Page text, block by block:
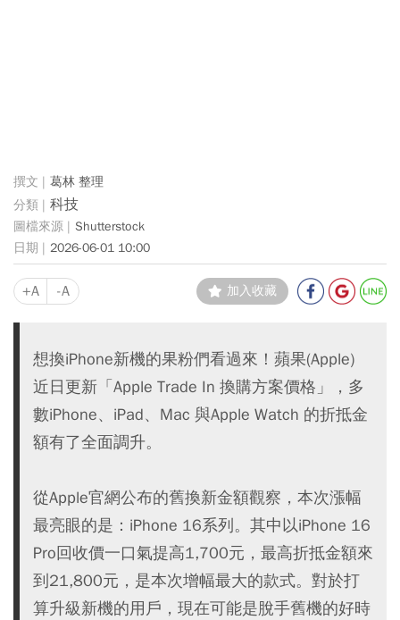
葛林 整理
科技
Shutterstock
2026-06-01 10:00
+A -A 加入收藏
想換iPhone新機的果粉們看過來！蘋果(Apple)
近日更新「Apple Trade In 換購方案價格」，多
數iPhone、iPad、Mac 與Apple Watch 的折抵金
額有了全面調升。
從Apple官網公布的舊換新金額觀察，本次漲幅
最亮眼的是：iPhone 16系列。其中以iPhone 16
Pro回收價一口氣提高1,700元，最高折抵金額來
到21,800元，是本次增幅最大的款式。對於打
算升級新機的用戶，現在可能是脫手舊機的好時